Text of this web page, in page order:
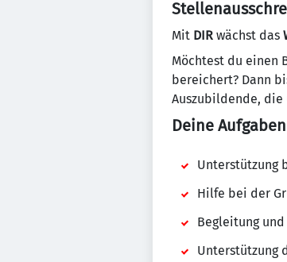
Mit DIR wächst das
Möchtest du einen
bereichert? Dann
Auszubildende, die
Deine
Unterstützung
Hilfe bei der
Begleitung
Unterstützung